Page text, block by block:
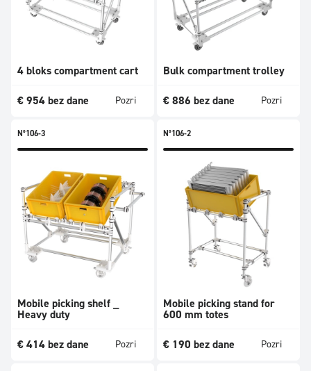
4 bloks compartment cart
€ 954 bez dane Pozri
Bulk compartment trolley
€ 886 bez dane Pozri
N°106-3
Mobile picking shelf _
Heavy duty
€ 414 bez dane Pozri
N°106-2
Mobile picking stand for
600 mm totes
€ 190 bez dane Pozri